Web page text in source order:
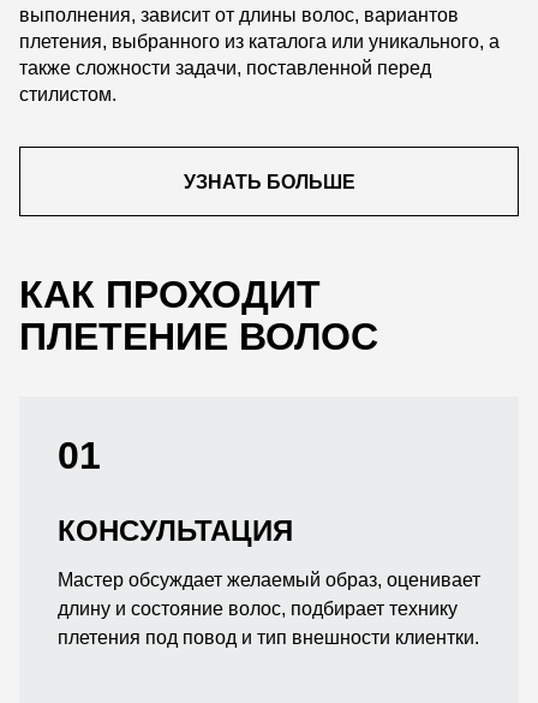
выполнения, зависит от длины волос, вариантов
плетения, выбранного из каталога или уникального, а
также сложности задачи, поставленной перед
стилистом.
УЗНАТЬ БОЛЬШЕ
КАК ПРОХОДИТ
ПЛЕТЕНИЕ ВОЛОС
01
КОНСУЛЬТАЦИЯ
Мастер обсуждает желаемый образ, оценивает
длину и состояние волос, подбирает технику
плетения под повод и тип внешности клиентки.